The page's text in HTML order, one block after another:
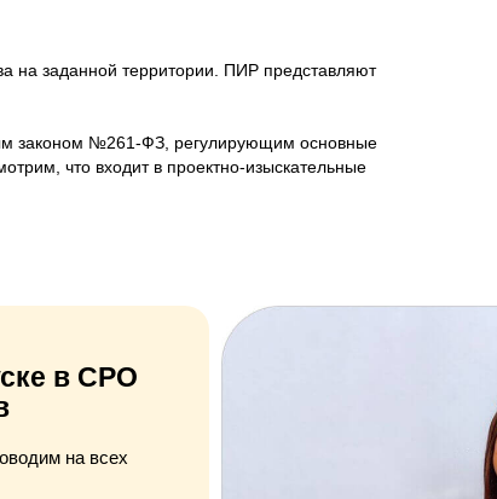
на заданной территории. ПИР представляют
законом №261-ФЗ, регулирующим основные
что входит в проектно-изыскательные
в СРО
на всех